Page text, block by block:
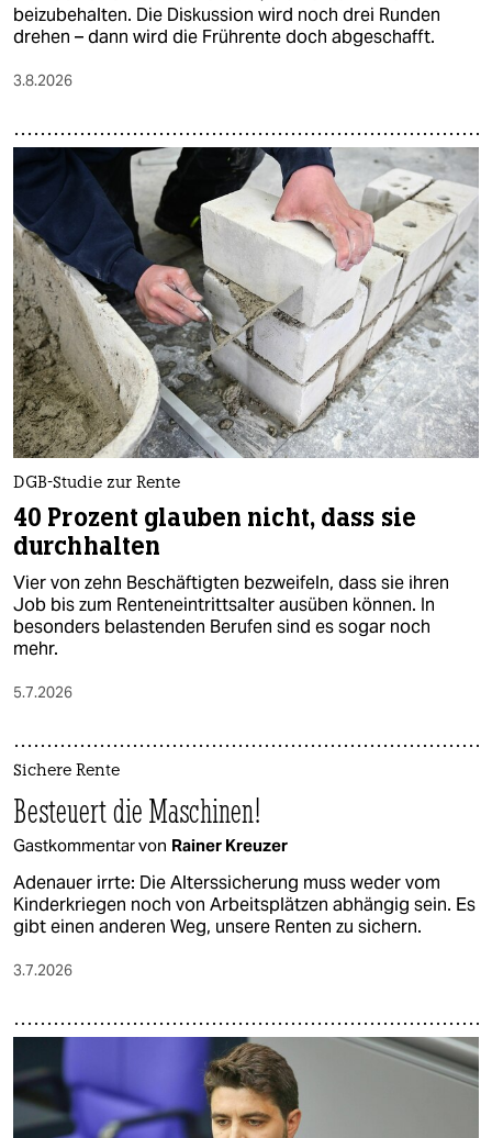
epaper login
beizubehalten. Die Diskussion wird noch drei Runden
drehen – dann wird die Frührente doch abgeschafft.
3.8.2026
DGB-Studie zur Rente
40 Prozent glauben nicht, dass sie
durchhalten
Vier von zehn Beschäftigten bezweifeln, dass sie ihren
Job bis zum Renteneintrittsalter ausüben können. In
besonders belastenden Berufen sind es sogar noch
mehr.
5.7.2026
Sichere Rente
Besteuert die Maschinen!
Gastkommentar von Rainer Kreuzer
Adenauer irrte: Die Alterssicherung muss weder vom
Kinderkriegen noch von Arbeitsplätzen abhängig sein. Es
gibt einen anderen Weg, unsere Renten zu sichern.
3.7.2026